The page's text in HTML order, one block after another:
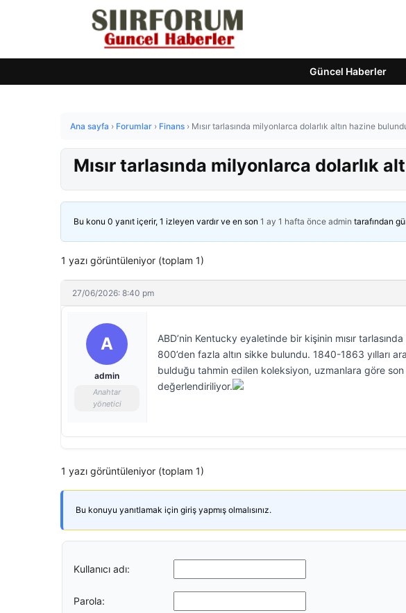
Güncel Haberler
Ana sayfa › Forumlar › Finans › Mısır tarlasında milyonlarca dolarlık altın hazine
Mısır tarlasında milyonlarca dolarlık
Bu konu 0 yanıt içerir, 1 izleyen vardır ve en son 1 ay 1 hafta önce admin tarafından
1 yazı görüntüleniyor (toplam 1)
27/06/2026: 8:40 pm
A
admin
Anahtar
yönetici
ABD’nin Kentucky eyaletinde bir kişinin mısır
800’den fazla altın sikke bulundu. 1840-1863 yılları
bulduğu tahmin edilen koleksiyon, uzmanlara göre
değerlendiriliyor.
1 yazı görüntüleniyor (toplam 1)
Bu konuyu yanıtlamak için giriş yapmış olmalısınız.
Kullanıcı adı:
Parola: